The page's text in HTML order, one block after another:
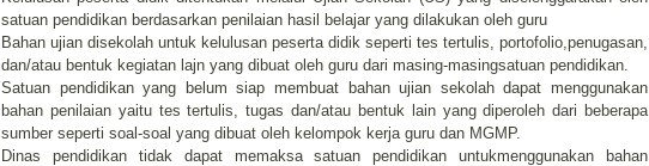
satuan pendidikan berdasarkan penilaian hasil belajar yang dilakukan oleh guru
Bahan ujian disekolah untuk kelulusan peserta didik seperti tes tertulis, portofolio,penugasan,
dan/atau bentuk kegiatan lajn yang dibuat oleh guru dari masing-masingsatuan pendidikan.
Satuan pendidikan yang belum siap membuat bahan ujian sekolah dapat menggunakan
bahan penilaian yaitu tes tertulis, tugas dan/atau bentuk lain yang diperoleh dari beberapa
sumber seperti soal-soal yang dibuat oleh kelompok kerja guru dan MGMP.
Dinas pendidikan tidak dapat memaksa satuan pendidikan untukmenggunakan bahan